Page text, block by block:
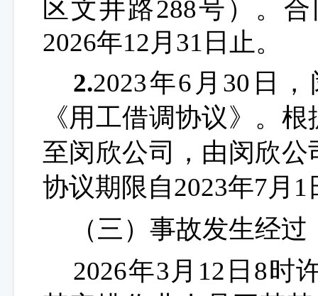
区文井路288号）。
2026年12月31日止。
2.2023年6月30日，
《用工借调协议》。
至闵欣公司，由闵欣
协议期限自2023年7月
（三）事故发生经过
2026年3月12日8时